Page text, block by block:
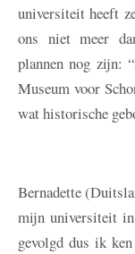
universiteit heeft
ons niet meer
plannen nog zijn:
Museum voor
wat historische
Bernadette
mijn universiteit in
gevolgd dus ik